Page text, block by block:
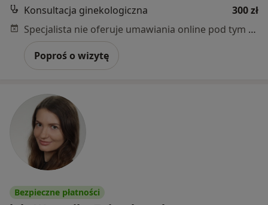
Konsultacja ginekologiczna
300 zł
Specjalista nie oferuje umawiania online pod tym adresem.
Poproś o wizytę
Bezpieczne płatności